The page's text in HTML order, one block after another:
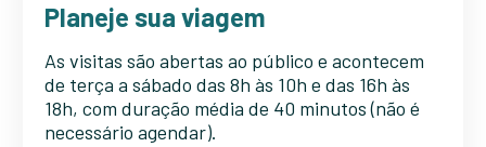
Planeje sua viagem
As visitas são abertas ao público e acontecem
de terça a sábado das 8h às 10h e das 16h às
18h, com duração média de 40 minutos (não é
necessário agendar).